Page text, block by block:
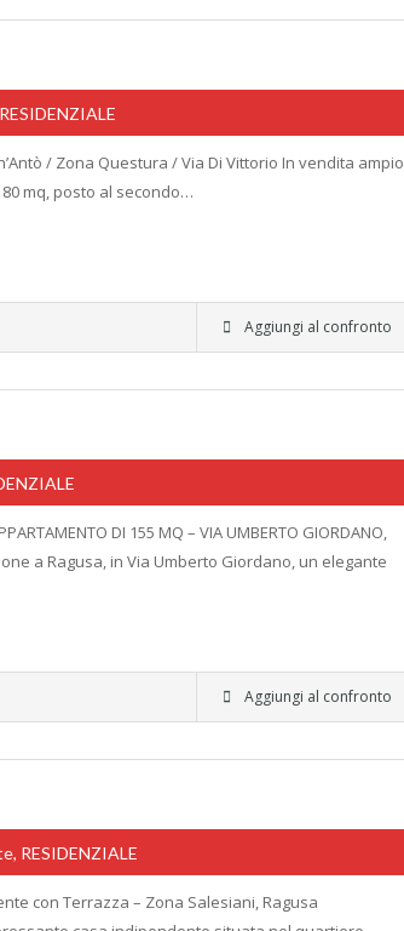
/ Zona Questura / Via Di Vittorio In vendita ampio
mq, posto al secondo…
Aggiungi al confronto
DI 155 MQ – VIA UMBERTO GIORDANO,
a Ragusa, in Via Umberto Giordano, un elegante
Aggiungi al confronto
RESIDENZIALE
con Terrazza – Zona Salesiani, Ragusa